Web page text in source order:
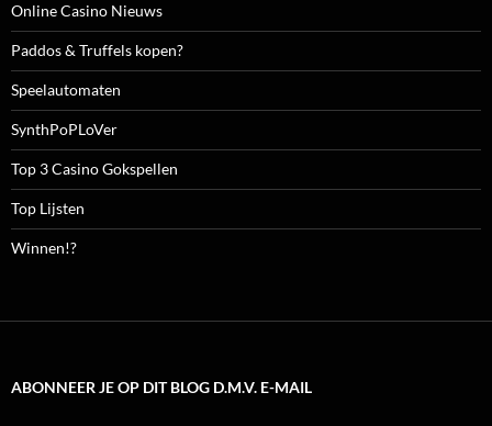
Online Casino Nieuws
Paddos & Truffels kopen?
Speelautomaten
SynthPoPLoVer
Top 3 Casino Gokspellen
Top Lijsten
Winnen!?
ABONNEER JE OP DIT BLOG D.M.V. E-MAIL